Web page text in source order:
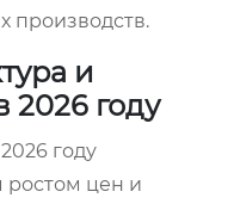
производств.
и
2026 году
году
ростом цен и